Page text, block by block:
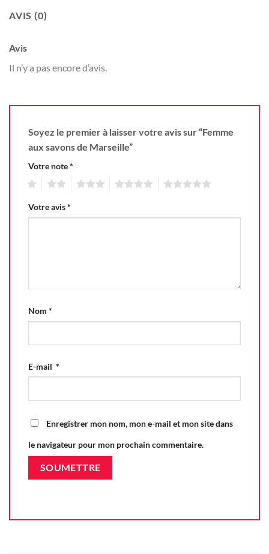
AVIS (0)
Avis
Il n’y a pas encore d’avis.
Soyez le premier à laisser votre avis sur “Femme
aux savons de Marseille”
Votre note*
Votre avis*
Nom *
E-mail *
Enregistrer mon nom, mon e-mail et mon site dans
le navigateur pour mon prochain commentaire.